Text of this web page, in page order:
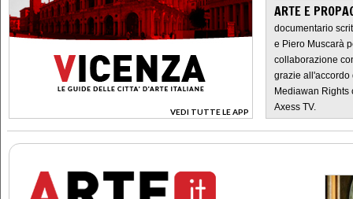
VEDI TUTTE LE APP
>
ARTE E
documentario
e Piero Muscarà
collaborazione
grazie all'accordo
Mediawan Rights
Axess TV.